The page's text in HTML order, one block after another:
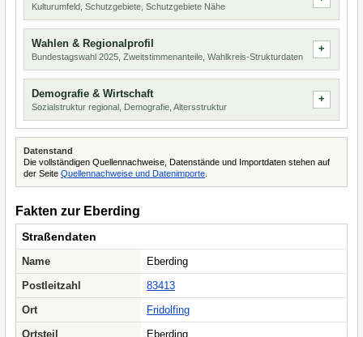
Kulturumfeld, Schutzgebiete, Schutzgebiete Nähe
Wahlen & Regionalprofil
Bundestagswahl 2025, Zweitstimmenanteile, Wahlkreis-Strukturdaten
Demografie & Wirtschaft
Sozialstruktur regional, Demografie, Altersstruktur
Datenstand
Die vollständigen Quellennachweise, Datenstände und Importdaten stehen auf
der Seite Quellennachweise und Datenimporte
Fakten zur Eberding
Straßendaten
Name
Eberding
Postleitzahl
83413
Ort
Fridolfing
Ortsteil
Eberding